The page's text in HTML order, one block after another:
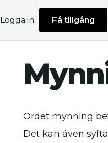
Logga in Få tillgång
Ordet mynning
Det kan även